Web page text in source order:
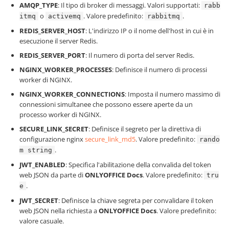
AMQP_TYPE: Il tipo di broker di messaggi. Valori supportati:
rabb
itmq o activemq . Valore predefinito: rabbitmq .
REDIS_SERVER_HOST: L'indirizzo IP o il nome dell'host in cui è in
esecuzione il server Redis.
REDIS_SERVER_PORT: Il numero di porta del server Redis.
NGINX_WORKER_PROCESSES: Definisce il numero di processi
worker di NGINX.
NGINX_WORKER_CONNECTIONS: Imposta il numero massimo di
connessioni simultanee che possono essere aperte da un
processo worker di NGINX.
SECURE_LINK_SECRET: Definisce il segreto per la direttiva di
configurazione nginxsecure_link_md5. Valore predefinito:
rando
m string .
JWT_ENABLED: Specifica l'abilitazione della convalida del token
web JSON da parte diONLYOFFICE Docs. Valore predefinito: tru
e .
JWT_SECRET: Definisce la chiave segreta per convalidare il token
web JSON nella richiesta aONLYOFFICE Docs. Valore predefinito:
valore casuale.